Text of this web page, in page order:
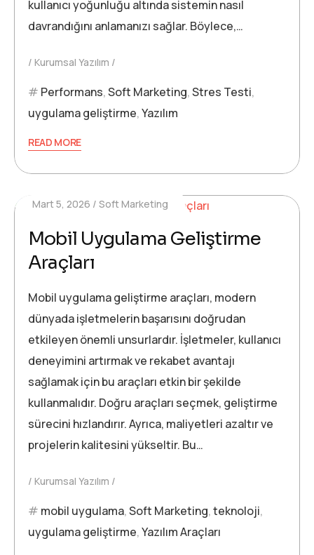
kullanıcı yoğunluğu altında sistemin nasıl
davrandığını anlamanızı sağlar. Böylece,…
Kurumsal Yazılım
Performans,Soft Marketing,Stres Testi,
uygulama geliştirme,Yazılım
READ MORE
Mart 5, 2026 Soft Marketing
Mobil Uygulama Geliştirme
Araçları
Mobil uygulama geliştirme araçları, modern
dünyada işletmelerin başarısını doğrudan
etkileyen önemli unsurlardır. İşletmeler, kullanıcı
deneyimini artırmak ve rekabet avantajı
sağlamak için bu araçları etkin bir şekilde
kullanmalıdır. Doğru araçları seçmek, geliştirme
sürecini hızlandırır. Ayrıca, maliyetleri azaltır ve
projelerin kalitesini yükseltir. Bu…
Kurumsal Yazılım
mobil uygulama,Soft Marketing,teknoloji,
uygulama geliştirme,Yazılım Araçları